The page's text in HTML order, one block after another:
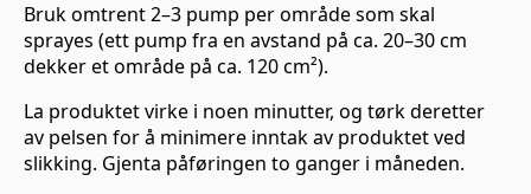
Bruk omtrent 2–3 pump per område som skal
sprayes (ett pump fra en avstand på ca. 20–30 cm
dekker et område på ca. 120 cm²).
La produktet virke i noen minutter, og tørk deretter
av pelsen for å minimere inntak av produktet ved
slikking. Gjenta påføringen to ganger i måneden.